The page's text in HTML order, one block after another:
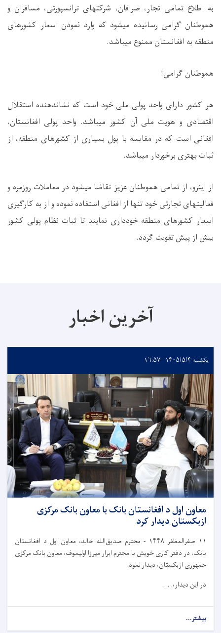
به اطلاع تمامی تجار، صرافان، شرکتهای ترانسپورتی، مسافران و
هموطنان گرامی رسانیده میشود که وارد نمودن اسعار کشورهای
منطقه به افغانستان ممنوع میباشد.
هموطنان گرامی!
هر کشور دارای واحد پولی ملی خود است که نشاندهنده استقلال
اقتصادی و هویت ملی آن کشور میباشد. واحد پولی افغانستان،
افغانی است که در مقایسه با پول بسیاری از کشورهای منطقه، از
ثبات بهتری برخوردار میباشد.
از اینرو، از تمامی هموطنان عزیز تقاضا میشود در معاملات روزمره و
فعالیتهای تجارتی خود تنها از افغانی استفاده نموده و از به کارگیری
اسعار کشورهای منطقه خودداری نمایند تا ثبات نظام پولی کشور
بیش از پیش تقویت گردد.
آخرین اخبار
یکشنبه ۱۴۰۵/۵/۴ - ۱۶:۵۷
معاون اول د افغانستان بانک با معاون بانک مرکزی
ازبکستان دیدار کرد
۱۱ صفرالمظفر ۱۴۴۸ - محترم صدیق‌الله خالد، معاون اول د افغانستان
بانک، در دفتر کاری خویش با محترم ابرار میرزا اولیموف، معاون بانک مرکزی
جمهوری ازبکستان، دیدار نمود.
در این دیدار،. . .
بیشتر...